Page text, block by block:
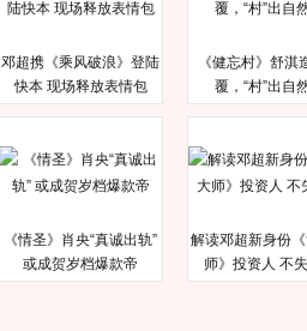
邓超携《乘风破浪》登陆
快本 现场释放表情包
《健忘村》舒淇
覆，“村”出自
《情圣》肖央“真诚出轨”
或成贺岁档爆款帝
解读邓超新身份
师》投资人 不